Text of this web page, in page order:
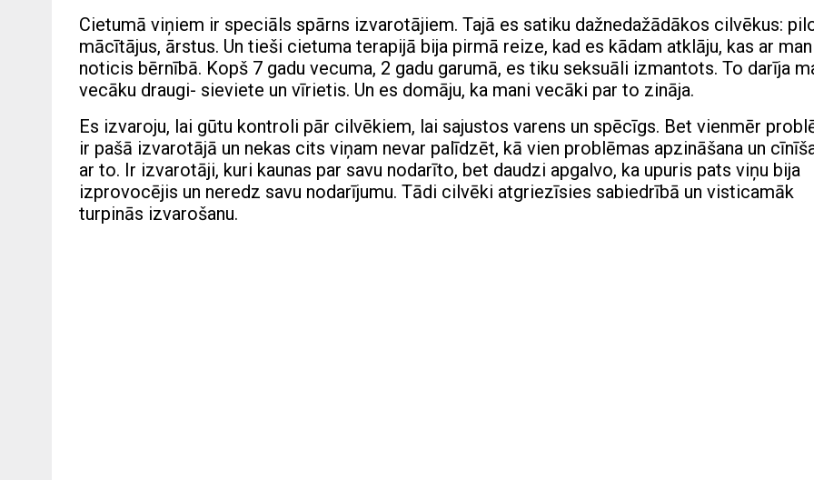
Cietumā viņiem ir speciāls spārns izvarotājiem. Tajā es satiku dažnedažādākos cilvēkus:
mācītājus, ārstus. Un tieši cietuma terapijā bija pirmā reize, kad es kādam atklāju, kas ar
noticis bērnībā. Kopš 7 gadu vecuma, 2 gadu garumā, es tiku seksuāli izmantots. To darīja
vecāku draugi- sieviete un vīrietis. Un es domāju, ka mani vecāki par to zināja.
Es izvaroju, lai gūtu kontroli pār cilvēkiem, lai sajustos varens un spēcīgs. Bet vienmēr
ir pašā izvarotājā un nekas cits viņam nevar palīdzēt, kā vien problēmas apzināšana un
ar to. Ir izvarotāji, kuri kaunas par savu nodarīto, bet daudzi apgalvo, ka upuris pats viņu bija
izprovocējis un neredz savu nodarījumu. Tādi cilvēki atgriezīsies sabiedrībā un visticamāk
turpinās izvarošanu.